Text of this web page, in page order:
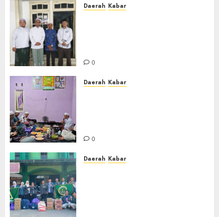
Daerah Kabar
0
Daerah Kabar
0
Daerah Kabar